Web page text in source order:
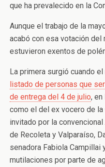
que ha prevalecido en la
Aunque el trabajo de la
acabó con esa votación
estuvieron exentos de
La primera surgió cuando
listado de personas que
de entrega del 4 de julio, en
como el del ex vocero de la
invitado por la
de Recoleta y Valparaíso,
senadora Fabiola
mutilaciones por parte de